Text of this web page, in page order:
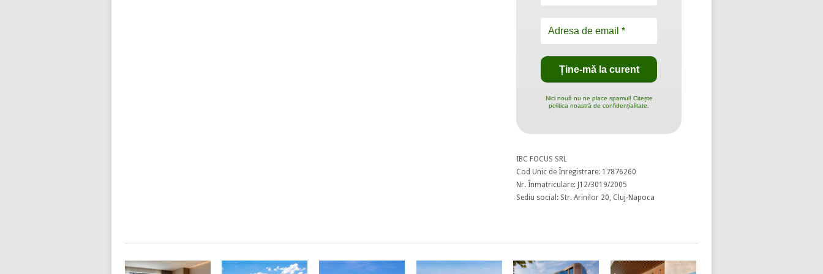
Nici nouă nu ne place spamul! Citește
politica noastră de confidențialitate.
IBC FOCUS SRL
Cod Unic de Înregistrare: 17876260
Nr. Înmatriculare: J12/3019/2005
Sediu social: Str. Arinilor 20, Cluj-Napoca